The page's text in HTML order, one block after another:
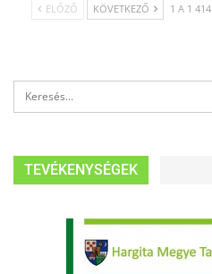
ELŐZŐ KÖVETKEZŐ 1 A 1 414
TEVÉKENYSÉGEK